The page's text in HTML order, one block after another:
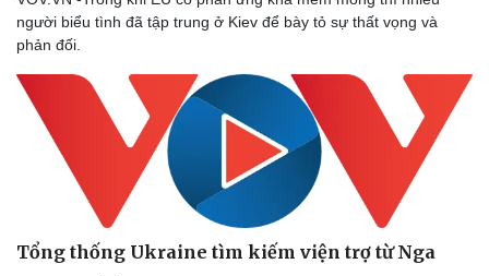
Bóng đá
Lịch thi đấu bóng đá
Thế giới thể thao
eSports
Hậu trường
Ô tô
Tư vấn
người biểu tình đã tập trung ở Kiev để bày tỏ sự thất vọng và
phản đối.
Tổng thống Ukraine tìm kiếm viện trợ từ Nga